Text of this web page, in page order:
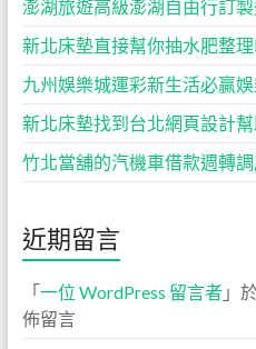
澎湖旅遊高級澎湖自由行訂
新北床墊直接幫你抽水肥整
九州娛樂城運彩新生活必贏
新北床墊找到台北網頁設計
竹北當舖的汽機車借款週轉
近期留言
「一位 WordPress 留言者」
佈留言